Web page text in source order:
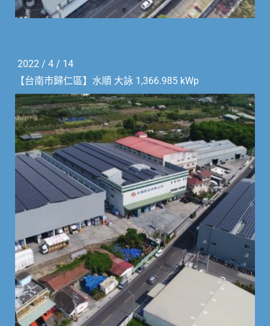
2022 / 4 / 14
【台南市歸仁區】水順 大詠 1,366.985 kWp